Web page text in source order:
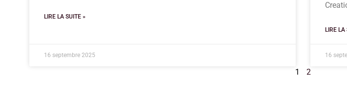
LIRE LA SUITE »
16 septembre 2025
LIRE LA
16
1 2